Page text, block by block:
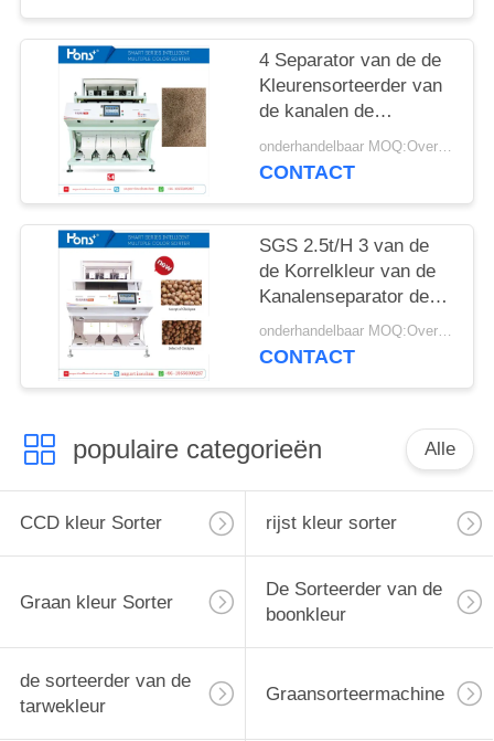
4 Separator van de de
Kleurensorteerder van
de kanalen de
Economische Sesam
onderhandelbaar MOQ:Overeen te komen
CONTACT
SGS 2.5t/H 3 van de
de Korrelkleur van de
Kanalenseparator de
Sorteerdersmachine
onderhandelbaar MOQ:Overeen te komen
CONTACT
populaire categorieën Alle
CCD kleur Sorter rijst kleur sorter
Graan kleur Sorter
De Sorteerder van de
boonkleur
de sorteerder van de
tarwekleur
Graansorteermachine